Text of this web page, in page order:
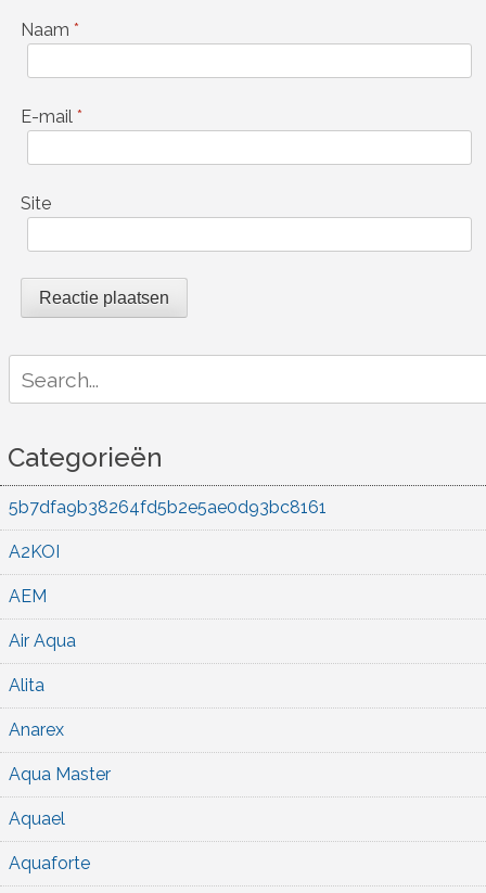
Naam *
E-mail *
Site
for:
Categorieën
5b7dfa9b38264fd5b2e5ae0d93bc8161
A2KOI
AEM
Air Aqua
Alita
Anarex
Aqua Master
Aquael
Aquaforte